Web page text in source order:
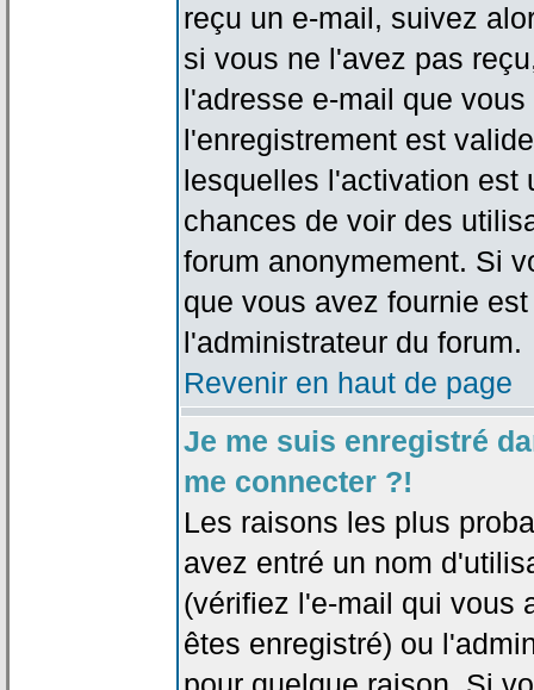
reçu un e-mail, suivez
si vous ne l'avez pas
l'adresse e-mail que
l'enregistrement est
lesquelles l'activation est
chances de voir des
forum anonymement. Si
que vous avez fournie
l'administrateur du forum.
Revenir en haut de page
Je me suis enregistré
me connecter ?!
Les raisons les plus
avez entré un nom
(vérifiez l'e-mail qui vous
êtes enregistré) ou